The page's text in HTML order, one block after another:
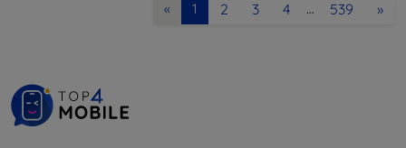
« 1 2 3 4 … 539 »